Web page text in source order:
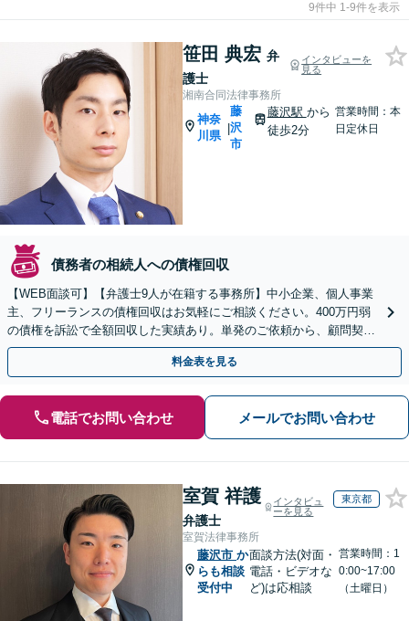
9件中 1-9件を表示
笹田 典宏 弁
護士
インタビューを
見る
湘南合同法律事務所
神奈
川県
|
藤
沢
市
藤沢駅 から
徒歩2分
営業時間：本
日定休日
債務者の相続人への債権回収
【WEB面談可】【弁護士9人が在籍する事務所】中小企業、個人事業
主、フリーランスの債権回収はお気軽にご相談ください。400万円弱
の債権を訴訟で全額回収した実績あり。単発のご依頼から、顧問契約
まで対応しております【藤沢駅2分】
料金表を見る
電話でお問い合わせ メールでお問い合わせ
室賀 祥護
弁護士
インタビュ
ーを見る
東京都
室賀法律事務所
藤沢市 か
らも相談
受付中
面談方法(対面・
電話・ビデオな
ど)は応相談
営業時間：1
0:00~17:00
（土曜日）